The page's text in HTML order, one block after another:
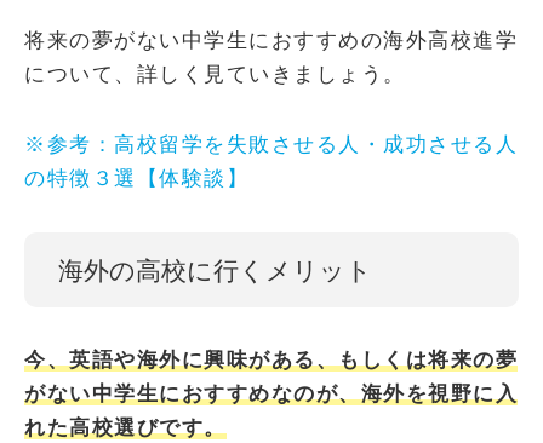
将来の夢がない中学生におすすめの海外高校進学
について、詳しく見ていきましょう。
※参考：高校留学を失敗させる人・成功させる人
の特徴３選【体験談】
海外の高校に行くメリット
今、英語や海外に興味がある、もしくは将来の夢
がない中学生におすすめなのが、海外を視野に入
れた高校選びです。